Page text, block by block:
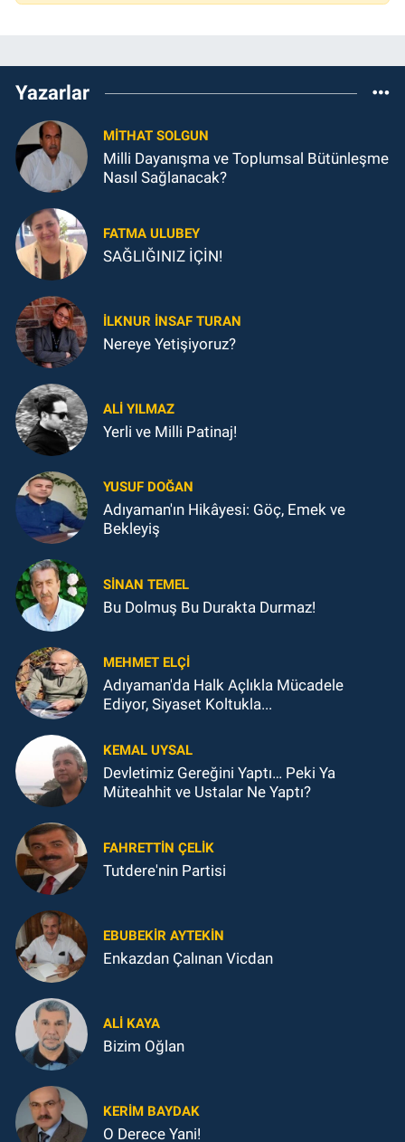
Yazarlar
MITHAT SOLGUN
Milli Dayanışma ve Toplumsal Bütünleşme
Nasıl Sağlanacak?
FATMA ULUBEY
SAĞLIĞINIZ İÇİN!
İLKNUR İNSAF TURAN
Nereye Yetişiyoruz?
ALI YILMAZ
Yerli ve Milli Patinaj!
YUSUF DOĞAN
Adıyaman'ın Hikâyesi: Göç, Emek ve
Bekleyiş
SINAN TEMEL
Bu Dolmuş Bu Durakta Durmaz!
MEHMET ELÇI
Adıyaman'da Halk Açlıkla Mücadele
Ediyor, Siyaset Koltukla...
KEMAL UYSAL
Devletimiz Gereğini Yaptı… Peki Ya
Müteahhit ve Ustalar Ne Yaptı?
FAHRETTIN ÇELİK
Tutdere'nin Partisi
EBUBEKIR AYTEKIN
Enkazdan Çalınan Vicdan
ALI KAYA
Bizim Oğlan
KERIM BAYDAK
O Derece Yani!